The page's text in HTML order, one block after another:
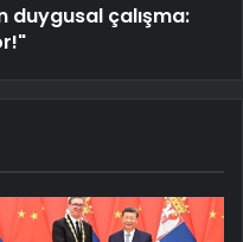
duygusal çalışma: